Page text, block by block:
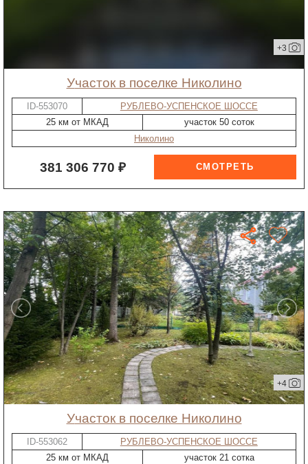
+3
участок в поселке Николино
ID-553070
РУБЛЕВО-УСПЕНСКОЕ ШОССЕ
25 км от МКАД
участок 50 соток
Николино
381 306 770 ₽
+4
участок в поселке Николино
ID-553062
РУБЛЕВО-УСПЕНСКОЕ ШОССЕ
25 км от МКАД
участок 21 сотка